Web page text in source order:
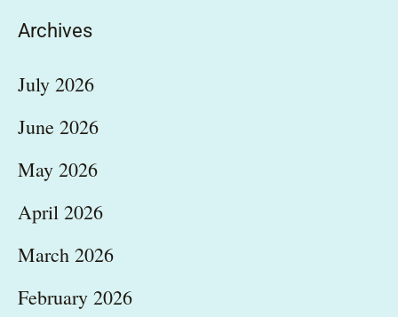
Archives
July 2026
June 2026
May 2026
April 2026
March 2026
February 2026